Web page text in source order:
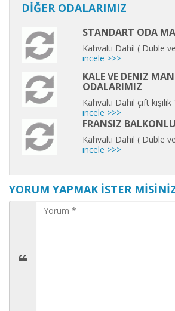
DİĞER ODALARIMIZ
STANDART ODA
Kahvaltı Dahil ( Duble
incele >>>
KALE VE DENIZ
ODALARIMIZ
Kahvaltı Dahil çift
incele >>>
FRANSIZ
Kahvaltı Dahil ( Duble
incele >>>
YORUM YAPMAK İSTER